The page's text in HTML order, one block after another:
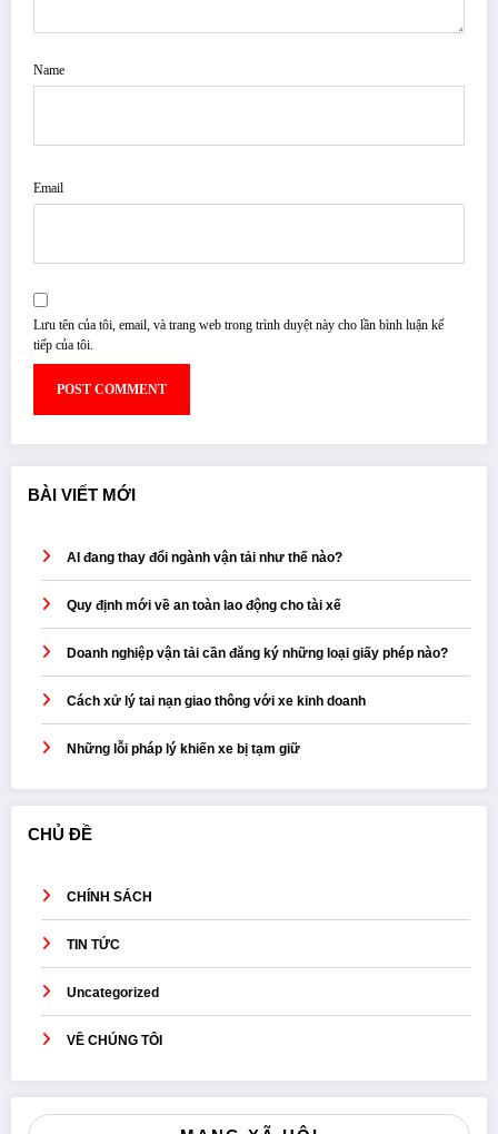
Name
Email
Lưu tên của tôi, email, và trang web trong trình duyệt này cho lần bình luận kế
tiếp của tôi.
BÀI VIẾT MỚI
AI đang thay đổi ngành vận tải như thế nào?
Quy định mới về an toàn lao động cho tài xế
Doanh nghiệp vận tải cần đăng ký những loại giấy phép nào?
Cách xử lý tai nạn giao thông với xe kinh doanh
Những lỗi pháp lý khiến xe bị tạm giữ
CHỦ ĐỀ
CHÍNH SÁCH
TIN TỨC
Uncategorized
VỀ CHÚNG TÔI